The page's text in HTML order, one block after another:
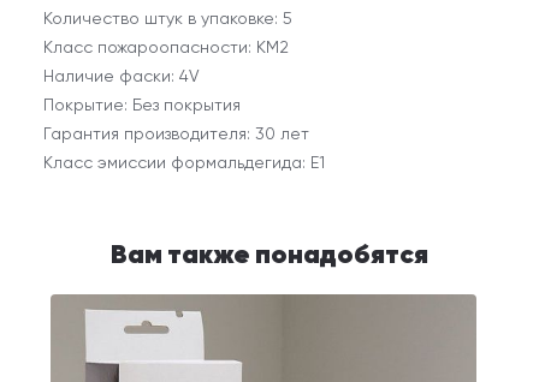
Количество штук в упаковке: 5
Класс пожароопасности: КМ2
Наличие фаски: 4V
Покрытие: Без покрытия
Гарантия производителя: 30 лет
Класс эмиссии формальдегида: E1
Вам также понадобятся